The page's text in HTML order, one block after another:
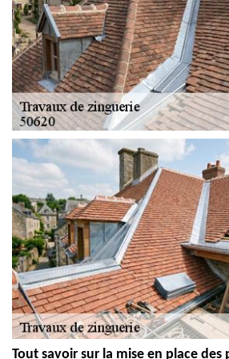
Tout savoir sur la mise en place